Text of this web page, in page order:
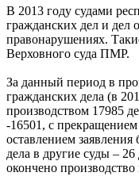
В 2013 году судами
гражданских дел и дел
правонарушениях.
Верховного суда ПМР.
За данный период в
гражданских дела (в
производством 17985
-16501, с
оставлением заявления
дела в другие суды –
окончено